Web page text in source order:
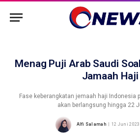
Menag Puji Arab Saudi
Jamaah Haji
Fase keberangkatan jemaah haji Indonesia
akan berlangsung hingga 22
Alfi Salamah 12 Juni 2023